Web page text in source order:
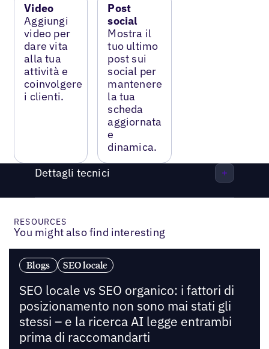
Video
Aggiungi
video per
dare vita
alla tua
attività e
coinvolgere
i clienti.
Post
social
Mostra il
tuo ultimo
post sui
social per
mantenere
la tua
scheda
aggiornata
e
dinamica.
Dettagli tecnici
RESOURCES
You might also find interesting
Blogs SEO locale
SEO locale vs SEO organico: i fattori di
posizionamento non sono mai stati gli
stessi – e la ricerca AI legge entrambi
prima di raccomandarti